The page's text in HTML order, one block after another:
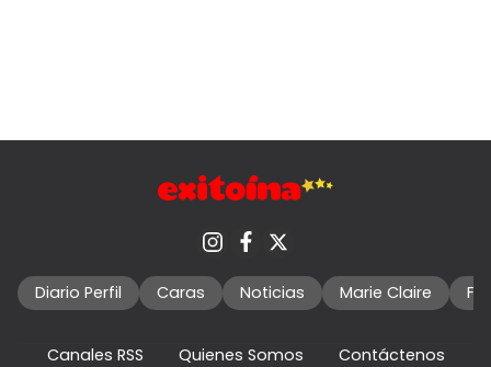
Diario Perfil Caras Noticias Marie Claire
Canales RSS Quienes Somos
Contáctenos